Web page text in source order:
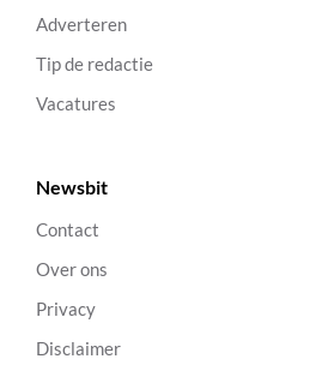
Adverteren
Tip de redactie
Vacatures
Newsbit
Contact
Over ons
Privacy
Disclaimer